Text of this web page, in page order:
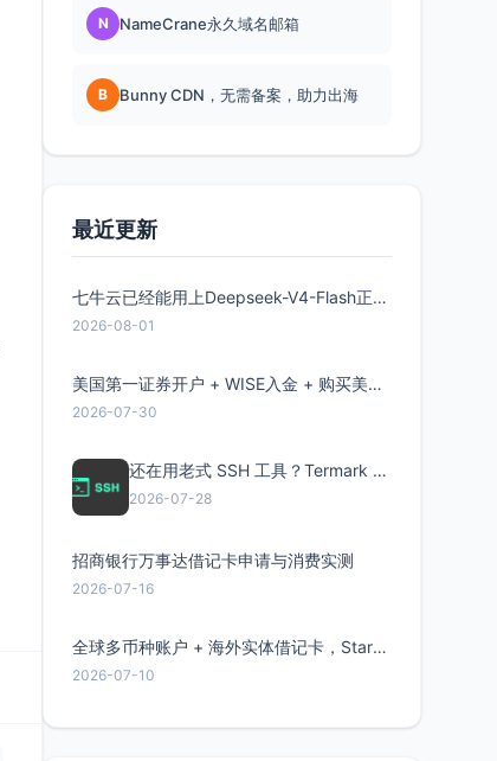
N NameCrane永久域名邮箱
B Bunny CDN，无需备案，助力出海
最近更新
七牛云已经能用上Deepseek-V4-Flash正式版了，点此领取300万Token
2026-08-01
美国第一证券开户 + WISE入金 + 购买美股全流程分享
2026-07-30
还在用老式 SSH 工具？Termark 新一代跨平台智能SSH客户端了解一下
2026-07-28
招商银行万事达借记卡申请与消费实测
2026-07-16
全球多币种账户 + 海外实体借记卡，Starryblu开户教程与注意事项
2026-07-10